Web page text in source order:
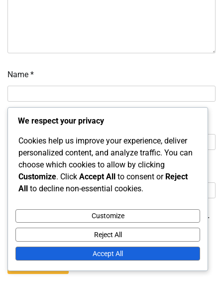
Name *
Email *
Website
Save my name, email, and website in this browser for
the next time I comment.
We respect your privacy
Cookies help us improve your experience, deliver
personalized content, and analyze traffic. You can
choose which cookies to allow by clicking
Customize. Click Accept All to consent or Reject
All to decline non-essential cookies.
Customize
Reject All
Accept All